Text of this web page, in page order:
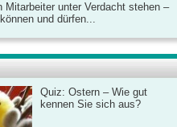
Mitarbeiter unter Verdacht stehen –
und dürfen...
Quiz: Ostern – Wie gut
kennen Sie sich aus?